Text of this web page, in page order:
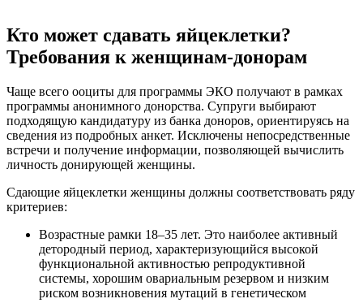
Кто может сдавать яйцеклетки?
Требования к женщинам-донорам
Чаще всего ооциты для программы ЭКО получают в рамках
программы анонимного донорства. Супруги выбирают
подходящую кандидатуру из банка доноров, ориентируясь на
сведения из подробных анкет. Исключены непосредственные
встречи и получение информации, позволяющей вычислить
личность донирующей женщины.
Сдающие яйцеклетки женщины должны соответствовать ряду
критериев:
Возрастные рамки 18–35 лет. Это наиболее активный
детородный период, характеризующийся высокой
функциональной активностью репродуктивной
системы, хорошим овариальным резервом и низким
риском возникновения мутаций в генетическом